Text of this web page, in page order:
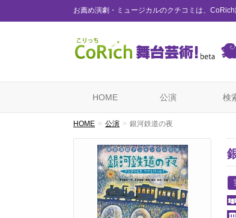
お薦め演劇・ミュージカルのクチコミは、CoRich
HOME 公演 検
HOME 公演 銀河鉄道の夜